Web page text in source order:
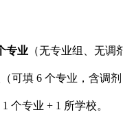
专业 （无专业组、无调
可填 6 个专业，含调剂
1 个专业 + 1 所学校。